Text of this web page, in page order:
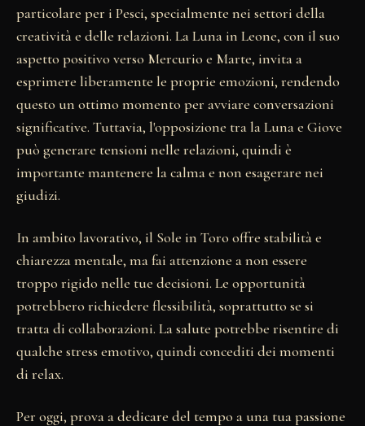
particolare per i Pesci, specialmente nei settori della
creatività e delle relazioni. La Luna in Leone, con il suo
aspetto positivo verso Mercurio e Marte, invita a
esprimere liberamente le proprie emozioni, rendendo
questo un ottimo momento per avviare conversazioni
significative. Tuttavia, l'opposizione tra la Luna e Giove
può generare tensioni nelle relazioni, quindi è
importante mantenere la calma e non esagerare nei
giudizi.
In ambito lavorativo, il Sole in Toro offre stabilità e
chiarezza mentale, ma fai attenzione a non essere
troppo rigido nelle tue decisioni. Le opportunità
potrebbero richiedere flessibilità, soprattutto se si
tratta di collaborazioni. La salute potrebbe risentire di
qualche stress emotivo, quindi concediti dei momenti
di relax.
Per oggi, prova a dedicare del tempo a una tua passione